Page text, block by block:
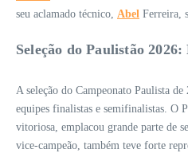
seu aclamado técnico, Abel Ferreira,
Seleção do Paulistão
A seleção do Campeonato Paulista
equipes finalistas e semifinalistas. O
vitoriosa, emplacou grande parte de
vice-campeão, também teve forte